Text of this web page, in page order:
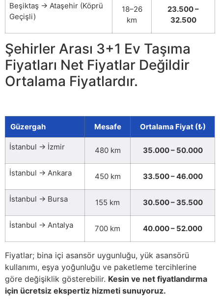
Beşiktaş → Ataşehir (Köprü
Geçişli)
18–26
km
23.500 –
32.500
Şehirler Arası 3+1 Ev Taşıma
Fiyatları Net Fiyatlar Değildir
Ortalama Fiyatlardır.
Güzergah Mesafe Ortalama Fiyat (₺)
İstanbul → İzmir 480 km 35.000 – 50.000
İstanbul → Ankara 450 km 33.500 – 46.000
İstanbul → Bursa 155 km 30.500 – 35.500
İstanbul → Antalya 700 km 40.000 – 52.000
Fiyatlar; bina içi asansör uygunluğu, yük asansörü
kullanımı, eşya yoğunluğu ve paketleme tercihlerine
göre değişiklik gösterebilir. Kesin ve net fiyatlandırma
için ücretsiz ekspertiz hizmeti sunuyoruz.